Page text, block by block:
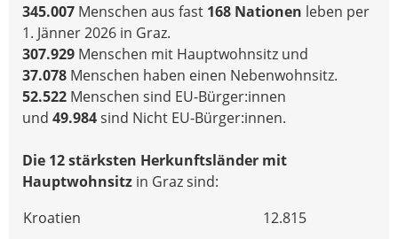
345.007 Menschen aus fast 168 Nationen leben per
1. Jänner 2026 in Graz.
307.929 Menschen mit Hauptwohnsitz und
37.078 Menschen haben einen Nebenwohnsitz.
52.522 Menschen sind EU-Bürger:innen
und 49.984sind Nicht EU-Bürger:innen.
Die 12 stärksten Herkunftsländer mit
Hauptwohnsitz in Graz sind:
Kroatien
12.815